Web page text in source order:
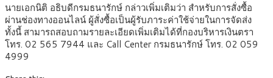
นายเอกนิติ อธิบดีกรมธนารักษ์ กล่าวเพิ่มเติมว่า สำหรับการสั่งซื้อ
ผ่านช่องทางออนไลน์ ผู้สั่งซื้อเป็นผู้รับภาระค่าใช้จ่ายในการจัดส่ง
ทั้งนี้ สามารถสอบถามรายละเอียดเพิ่มเติมได้ที่กองบริหารเงินตรา
โทร. 02 565 7944 และ Call Center กรมธนารักษ์ โทร. 02 059
4999